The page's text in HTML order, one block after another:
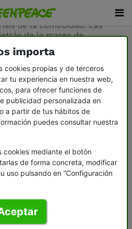
/ Documentos
de la comodidad. Las
de la marea de
La crisis
la marea
importa
cookies propias y de terceros
tu experiencia en nuestra web,
para ofrecer funciones de
publicidad personalizada en
a partir de tus hábitos de
puedes consultar nuestra
cookies mediante el botón
de forma concreta, modificar
uso pulsando en “Configuración